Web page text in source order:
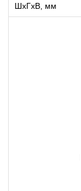
ШхГхВ, мм